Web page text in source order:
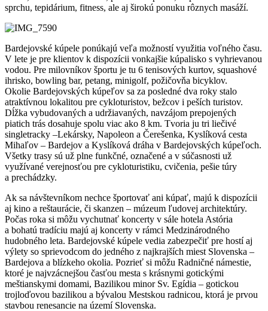
sprchu, tepidárium, fitness, ale aj širokú ponuku rôznych masáží.
Bardejovské kúpele ponúkajú veľa možností využitia voľného času.
V lete je pre klientov k dispozícii vonkajšie kúpalisko s vyhrievanou
vodou. Pre milovníkov športu je tu 6 tenisových kurtov, squashové
ihrisko, bowling bar, petang, minigolf, požičovňa bicyklov.
Okolie Bardejovských kúpeľov sa za posledné dva roky stalo
atraktívnou lokalitou pre cykloturistov, bežcov i peších turistov.
Dĺžka vybudovaných a udržiavaných, navzájom prepojených
piatich trás dosahuje spolu viac ako 8 km. Tvoria ju tri liečivé
singletracky –Lekársky, Napoleon a Čerešenka, Kyslíková cesta
Mihaľov – Bardejov a Kyslíková dráha v Bardejovských kúpeľoch.
Všetky trasy sú už plne funkčné, označené a v súčasnosti už
využívané verejnosťou pre cykloturistiku, cvičenia, pešie túry
a prechádzky.
Ak sa návštevníkom nechce športovať ani kúpať, majú k dispozícii
aj kino a reštaurácie, či skanzen – múzeum ľudovej architektúry.
Počas roka si môžu vychutnať koncerty v sále hotela Astória
a bohatú tradíciu majú aj koncerty v rámci Medzinárodného
hudobného leta. Bardejovské kúpele vedia zabezpečiť pre hostí aj
výlety so sprievodcom do jedného z najkrajších miest Slovenska –
Bardejova a blízkeho okolia. Pozrieť si môžu Radničné námestie,
ktoré je najvzácnejšou časťou mesta s krásnymi gotickými
meštianskymi domami, Bazilikou minor Sv. Egídia – gotickou
trojloďovou bazilikou a bývalou Mestskou radnicou, ktorá je prvou
stavbou renesancie na území Slovenska.